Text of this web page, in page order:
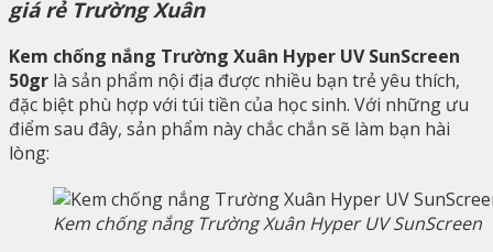
giá rẻ Trường Xuân
Kem chống nắng Trường Xuân Hyper UV SunScreen
50gr là sản phẩm nội địa được nhiều bạn trẻ yêu thích,
đặc biệt phù hợp với túi tiền của học sinh. Với những ưu
điểm sau đây, sản phẩm này chắc chắn sẽ làm bạn hài
lòng:
Kem chống nắng Trường Xuân Hyper UV SunScreen